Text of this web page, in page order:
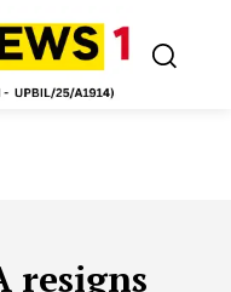
resigns